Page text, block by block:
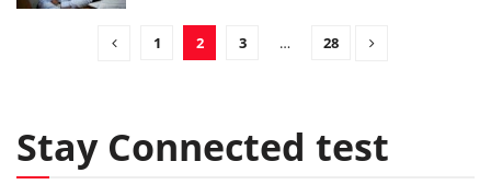
1 2 3 … 28
Stay Connected test